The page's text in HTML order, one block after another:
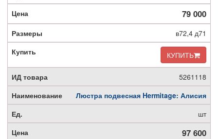
79 000
в72,4 д71
КУПИТЬ
5261118
Люстра подвесная Hermitage: Алисия
шт
97 600